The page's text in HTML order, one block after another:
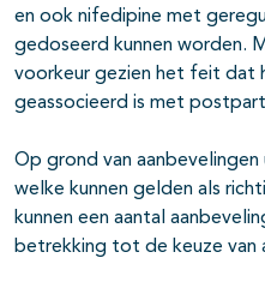
en ook nifedipine met
gedoseerd kunnen worden.
voorkeur gezien het feit dat
geassocieerd is met
Op grond van
welke kunnen gelden als
kunnen een aantal
betrekking tot de keuze van